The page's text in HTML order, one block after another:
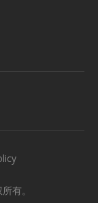
有。